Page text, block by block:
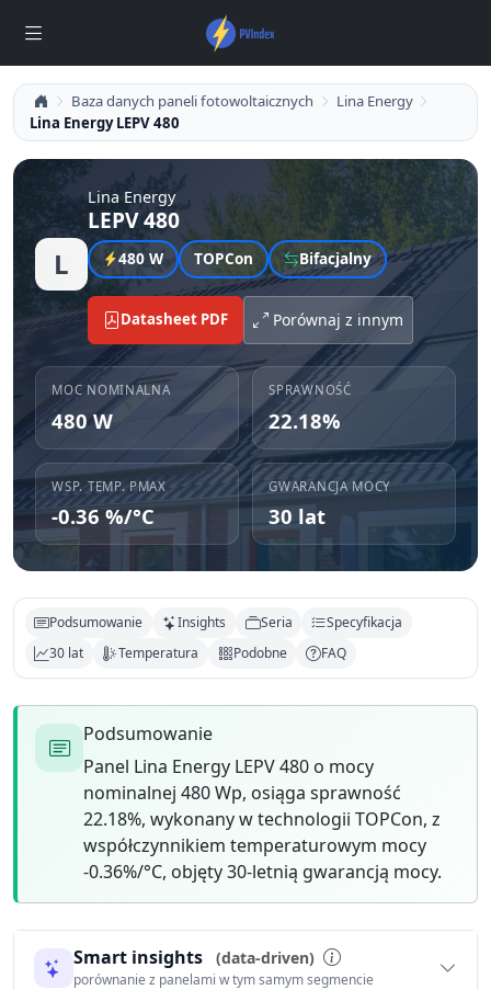
Baza danych paneli fotowoltaicznych
Lina Energy
Lina Energy LEPV 480
L
Lina Energy
LEPV 480
480 W TOPCon Bifacjalny
Datasheet PDF Porównaj z innym
MOC NOMINALNA
480 W
SPRAWNOŚĆ
22.18%
WSP. TEMP. PMAX
-0.36 %/°C
GWARANCJA MOCY
30 lat
Podsumowanie Insights Seria
Specyfikacja
30 lat
Temperatura Podobne FAQ
Podsumowanie
Panel Lina Energy LEPV 480 o mocy
nominalnej 480 Wp, osiąga sprawność
22.18%, wykonany w technologii TOPCon, z
współczynnikiem temperaturowym mocy
-0.36%/°C, objęty 30-letnią gwarancją mocy.
Smart insights (data-driven)
porównanie z panelami w tym samym segmencie